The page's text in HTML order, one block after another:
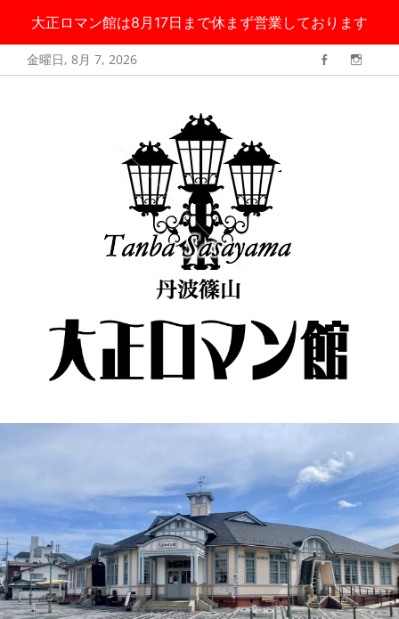
大正ロマン館は8月17日まで休まず営業しております
ン
金曜日, 8月 7, 2026 Facebook
マン館